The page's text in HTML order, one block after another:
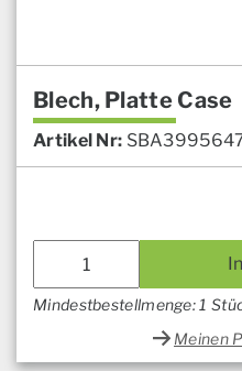
Blech, Platte Case
Artikel Nr:
Mindestbestellmenge: 1
Meinen